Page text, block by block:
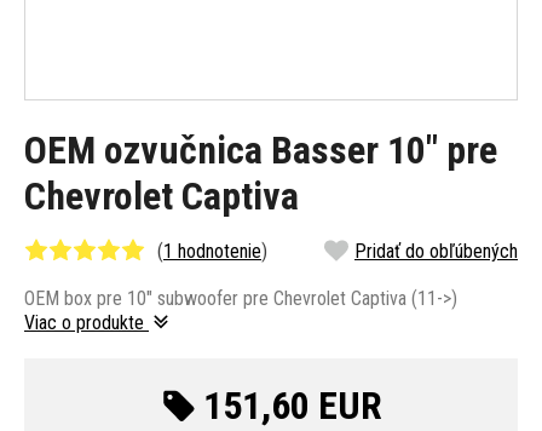
OEM ozvučnica Basser 10" pre
Chevrolet Captiva
(1 hodnotenie) Pridať do obľúbených
OEM box pre 10" subwoofer pre Chevrolet Captiva (11->)
Viac o produkte
151,60 EUR